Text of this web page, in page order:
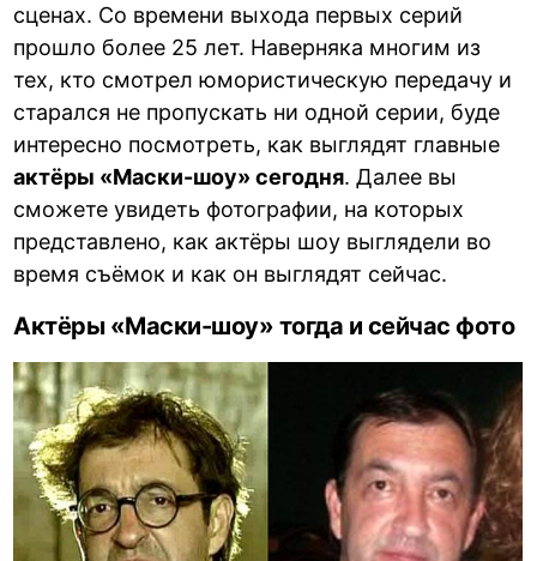
сценах. Со времени выхода первых серий
прошло более 25 лет. Наверняка многим из
тех, кто смотрел юмористическую передачу и
старался не пропускать ни одной серии, буде
интересно посмотреть, как выглядят главные
актёры «Маски-шоу» сегодня. Далее вы
сможете увидеть фотографии, на которых
представлено, как актёры шоу выглядели во
время съёмок и как он выглядят сейчас.
Актёры «Маски-шоу» тогда и сейчас фото